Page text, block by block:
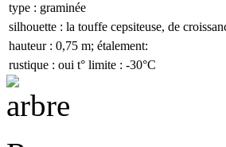
type : graminée
silhouette : la touffe cepsiteuse, de
hauteur : 0,75 m; étalement:
rustique : oui t° limite : -30°C